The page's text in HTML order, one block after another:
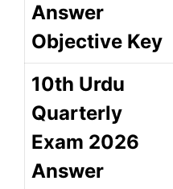
Answer
Objective Key
10th Urdu
Quarterly
Exam 2026
Answer